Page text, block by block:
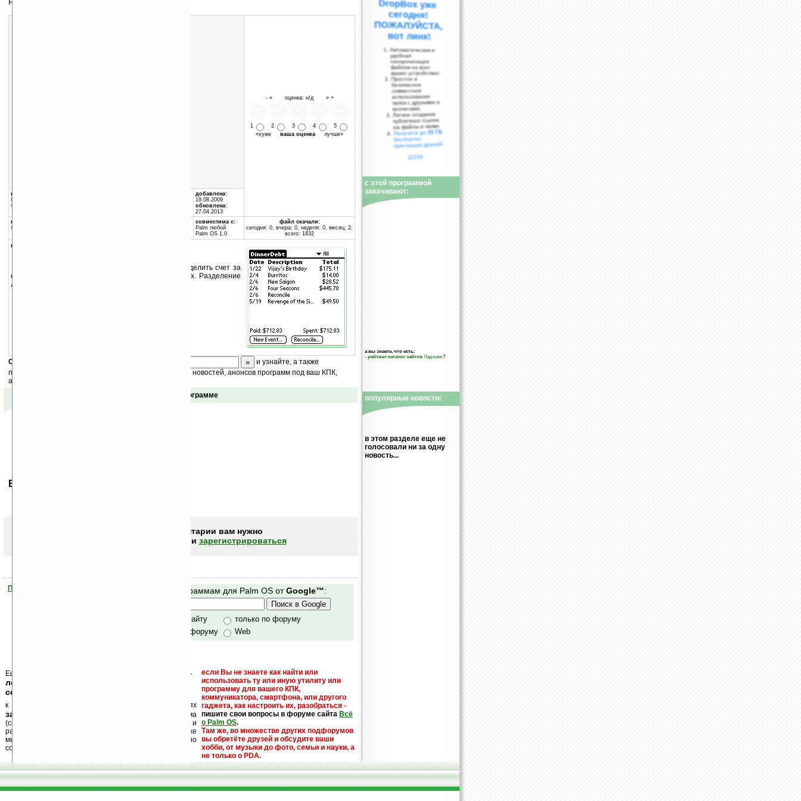
- « оценка: н/д » +
1 2 3 4
5
«хуже ваша оценка лучше»
группы программы:
Разное
Офис
добавлена:
19.08.2009
обновлена:
27.04.2013
программа:
бесплатная
совместима с:
Palm любой
Palm OS 1.0
файл скачали:
сегодня: 0, вчера: 0, неделя: 0, месяц: 2,
всего: 1832
описание:
С помощью DinnerDebt вы можете легко разделить счет за
обед на всех, кто в нем учавствовал. Расчет чаевых. Разделение
любых счетов.
Скоро
и узнайте, а также
получайте ежедневный или еженедельный дайджест новостей, анонсов программ под ваш КПК,
акций сайта на ваш почтовый ящик.
Отзывы о программе
Ваше мнение будет первым.
Чтобы писать комментарии вам нужно
или зарегистрироваться
Помогите Ладошкам стать лучше
Поиск по программам для Palm OS отGoogle™:
только по сайту
только по форуму
по сайту и форуму
Web
Еще раз обращаем внимание, что
кейгены, кряки -
лекарства, серийные номера, ключи и
ссылки на варезные сайты
если Вы не знаете как найти или
использовать ту или иную утилиту или
программу для вашего КПК,
коммуникатора, смартфона, или другого
гаджета, как настроить их, разобраться -
пишите свои вопросы в форуме сайта Всё
о Palm OS.
Там же, во множестве других подфорумов
вы обретёте друзей и обсудите ваши
хобби, от музыки до фото, семьи и науки, а
не только о PDA.
к публикации на нашем сайте в комментариях
запрещены
, как и несанкционированная реклама
(спам). Мы поддерживаем авторов программ и
развитие легального программного обеспечения. Также
мы призываем Вас поддерживать авторов, особенно
создающих бесплатные (freeware) программы.
вот линк!
Автоматическая и
удобная
синхронизация
файлов на всех
ваших устройствах;
Простое и
безопасное
совместное
использование
папок с друзьями и
коллегами;
Легкое создание
публичных ссылок
на файлы и папки;
Получите до25 ГБ
бесплатно,
приглашая друзей!
11234
с этой программой
закачивают:
а вы знаете, что есть:
- рейтинг-каталог сайтов Ладошек?
популярные новости:
в этом разделе еще не
голосовали ни за одну
новость...